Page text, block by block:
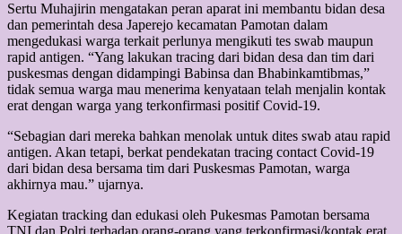
Sertu Muhajirin mengatakan peran aparat ini membantu bidan desa
dan pemerintah desa Japerejo kecamatan Pamotan dalam
mengedukasi warga terkait perlunya mengikuti tes swab maupun
rapid antigen. “Yang lakukan tracing dari bidan desa dan tim dari
puskesmas dengan didampingi Babinsa dan Bhabinkamtibmas,”
tidak semua warga mau menerima kenyataan telah menjalin kontak
erat dengan warga yang terkonfirmasi positif Covid-19.
“Sebagian dari mereka bahkan menolak untuk dites swab atau rapid
antigen. Akan tetapi, berkat pendekatan tracing contact Covid-19
dari bidan desa bersama tim dari Puskesmas Pamotan, warga
akhirnya mau.” ujarnya.
Kegiatan tracking dan edukasi oleh Pukesmas Pamotan bersama